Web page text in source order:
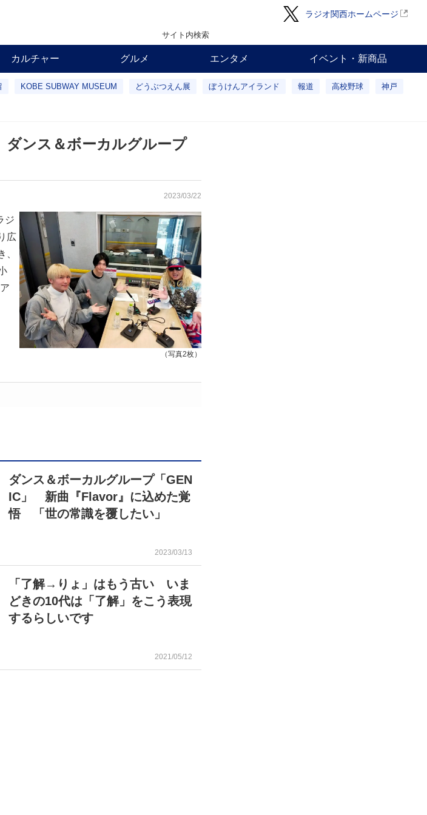
ラジオ関西ホームページ
サイト内検索
カルチャー グルメ エンタメ イベント・新商品
KOBE SUBWAY MUSEUM どうぶつえん展 ぼうけんアイランド 報道 高校野球 神戸
ンス＆ボーカルグループ
2023/03/22
（写真2枚）
ジ
広
ダンス＆ボーカルグループ「GEN
IC」 新曲『Flavor』に込めた覚
悟 「世の常識を覆したい」
2023/03/13
「了解→りょ」はもう古い いま
どきの10代は「了解」をこう表現
するらしいです
2021/05/12